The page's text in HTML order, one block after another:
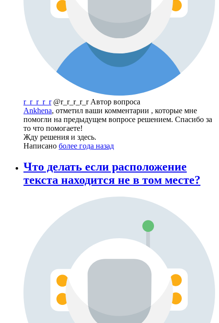
r_r_r_r_r @r_r_r_r_r Автор вопроса
Ankhena, отметил ваши комментарии , которые мне
помогли на предыдущем вопросе решением. Спасибо за
то что помогаете!
Жду решения и здесь.
Написано более года назад
Что делать если расположение
текста находится не в том месте?